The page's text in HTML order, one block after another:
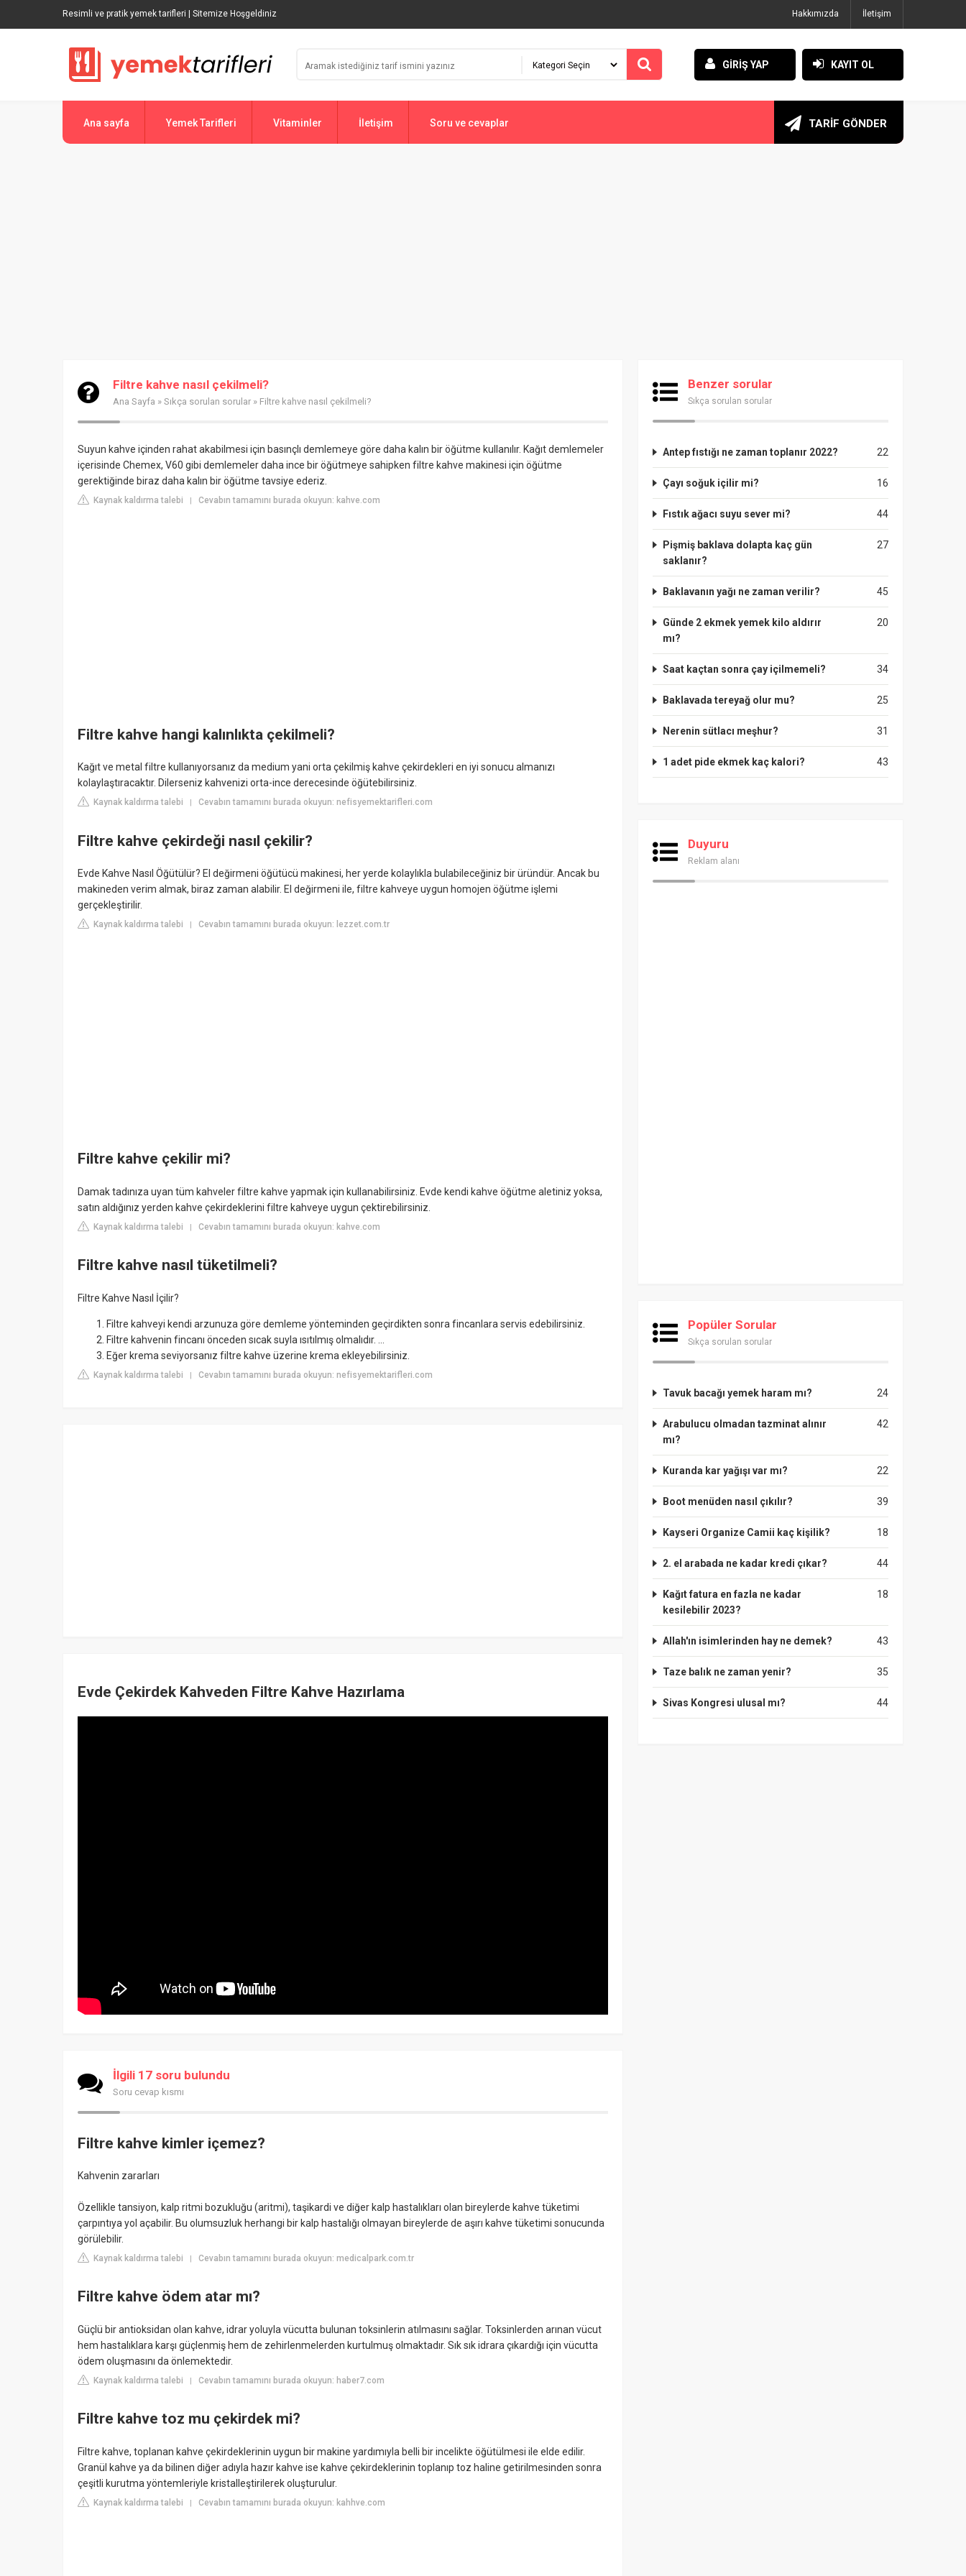
Resimli ve pratik yemek tarifleri | Sitemize Hoşgeldiniz Hakkımızda İletişim
GİRİŞ YAP KAYIT OL
Ana sayfa Yemek Tarifleri Vitaminler İletişim Soru ve cevaplar TARİF GÖNDER
Filtre kahve nasıl çekilmeli?
Ana Sayfa » Sıkça sorulan sorular » Filtre kahve nasıl çekilmeli?
Suyun kahve içinden rahat akabilmesi için basınçlı demlemeye göre daha kalın bir öğütme kullanılır. Kağıt demlemeler
içerisinde Chemex, V60 gibi demlemeler daha ince bir öğütmeye sahipken filtre kahve makinesi için öğütme
gerektiğinde biraz daha kalın bir öğütme tavsiye ederiz.
Kaynak kaldırma talebi | Cevabın tamamını burada okuyun: kahve.com
Filtre kahve hangi kalınlıkta çekilmeli?
Kağıt ve metal filtre kullanıyorsanız da medium yani orta çekilmiş kahve çekirdekleri en iyi sonucu almanızı
kolaylaştıracaktır. Dilerseniz kahvenizi orta-ince derecesinde öğütebilirsiniz.
Kaynak kaldırma talebi Cevabın tamamını burada okuyun: nefisyemektarifleri.com
Filtre kahve çekirdeği nasıl çekilir?
Evde Kahve Nasıl Öğütülür? El değirmeni öğütücü makinesi, her yerde kolaylıkla bulabileceğiniz bir üründür. Ancak bu
makineden verim almak, biraz zaman alabilir. El değirmeni ile, filtre kahveye uygun homojen öğütme işlemi
gerçekleştirilir.
Kaynak kaldırma talebi Cevabın tamamını burada okuyun: lezzet.com.tr
Filtre kahve çekilir mi?
Damak tadınıza uyan tüm kahveler filtre kahve yapmak için kullanabilirsiniz. Evde kendi kahve öğütme aletiniz yoksa,
satın aldığınız yerden kahve çekirdeklerini filtre kahveye uygun çektirebilirsiniz.
Kaynak kaldırma talebi | Cevabın tamamını burada okuyun: kahve.com
Filtre kahve nasıl tüketilmeli?
Filtre Kahve Nasıl İçilir?
Filtre kahveyi kendi arzunuza göre demleme yönteminden geçirdikten sonra fincanlara servis edebilirsiniz.
Filtre kahvenin fincanı önceden sıcak suyla ısıtılmış olmalıdır. ...
Eğer krema seviyorsanız filtre kahve üzerine krema ekleyebilirsiniz.
Kaynak kaldırma talebi | Cevabın tamamını burada okuyun: nefisyemektarifleri.com
Evde Çekirdek Kahveden Filtre Kahve Hazırlama
İlgili 17 soru bulundu
Soru cevap kısmı
Filtre kahve kimler içemez?
Kahvenin zararları
Özellikle tansiyon, kalp ritmi bozukluğu (aritmi), taşikardi ve diğer kalp hastalıkları olan bireylerde kahve tüketimi
çarpıntıya yol açabilir. Bu olumsuzluk herhangi bir kalp hastalığı olmayan bireylerde de aşırı kahve tüketimi sonucunda
görülebilir.
Kaynak kaldırma talebi | Cevabın tamamını burada okuyun: medicalpark.com.tr
Filtre kahve ödem atar mı?
Güçlü bir antioksidan olan kahve, idrar yoluyla vücutta bulunan toksinlerin atılmasını sağlar. Toksinlerden arınan vücut
hem hastalıklara karşı güçlenmiş hem de zehirlenmelerden kurtulmuş olmaktadır. Sık sık idrara çıkardığı için vücutta
ödem oluşmasını da önlemektedir.
Kaynak kaldırma talebi | Cevabın tamamını burada okuyun: haber7.com
Filtre kahve toz mu çekirdek mi?
Filtre kahve, toplanan kahve çekirdeklerinin uygun bir makine yardımıyla belli bir incelikte öğütülmesi ile elde edilir.
Granül kahve ya da bilinen diğer adıyla hazır kahve ise kahve çekirdeklerinin toplanıp toz haline getirilmesinden sonra
çeşitli kurutma yöntemleriyle kristalleştirilerek oluşturulur.
Kaynak kaldırma talebi | Cevabın tamamını burada okuyun: kahhve.com
Benzer sorular
Sıkça sorulan sorular
22
Antep fıstığı ne zaman toplanır 2022?
16
Çayı soğuk içilir mi?
44
Fıstık ağacı suyu sever mi?
27
Pişmiş baklava dolapta kaç gün
saklanır?
45
Baklavanın yağı ne zaman verilir?
20
Günde 2 ekmek yemek kilo aldırır
mı?
34
Saat kaçtan sonra çay içilmemeli?
25
Baklavada tereyağ olur mu?
31
Nerenin sütlacı meşhur?
43
1 adet pide ekmek kaç kalori?
Duyuru
Reklam alanı
Popüler Sorular
Sıkça sorulan sorular
24
Tavuk bacağı yemek haram mı?
42
Arabulucu olmadan tazminat alınır
mı?
22
Kuranda kar yağışı var mı?
39
Boot menüden nasıl çıkılır?
18
Kayseri Organize Camii kaç kişilik?
44
2. el arabada ne kadar kredi çıkar?
18
Kağıt fatura en fazla ne kadar
kesilebilir 2023?
43
Allah'ın isimlerinden hay ne demek?
35
Taze balık ne zaman yenir?
44
Sivas Kongresi ulusal mı?